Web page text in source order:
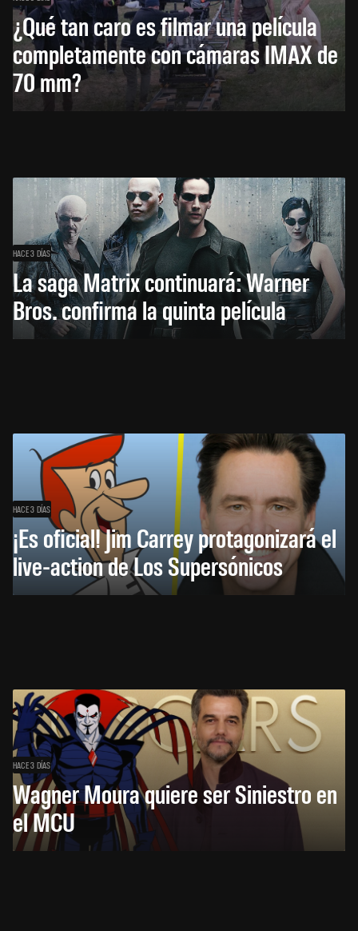
¿Qué tan caro es filmar una película
completamente con cámaras IMAX de
70 mm?
HACE 3 DÍAS
La saga Matrix continuará: Warner
Bros. confirma la quinta película
HACE 3 DÍAS
¡Es oficial! Jim Carrey protagonizará el
live-action de Los Supersónicos
HACE 3 DÍAS
Wagner Moura quiere ser Siniestro en
el MCU